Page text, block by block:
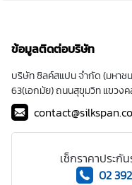
ข้อมูลติดต่อบริษัท
บริษัท ซิลค์สแปน จำกัด (มหาช
63(เอกมัย) ถนนสุขุมวิท แขวง
เช็กราคาประ
02